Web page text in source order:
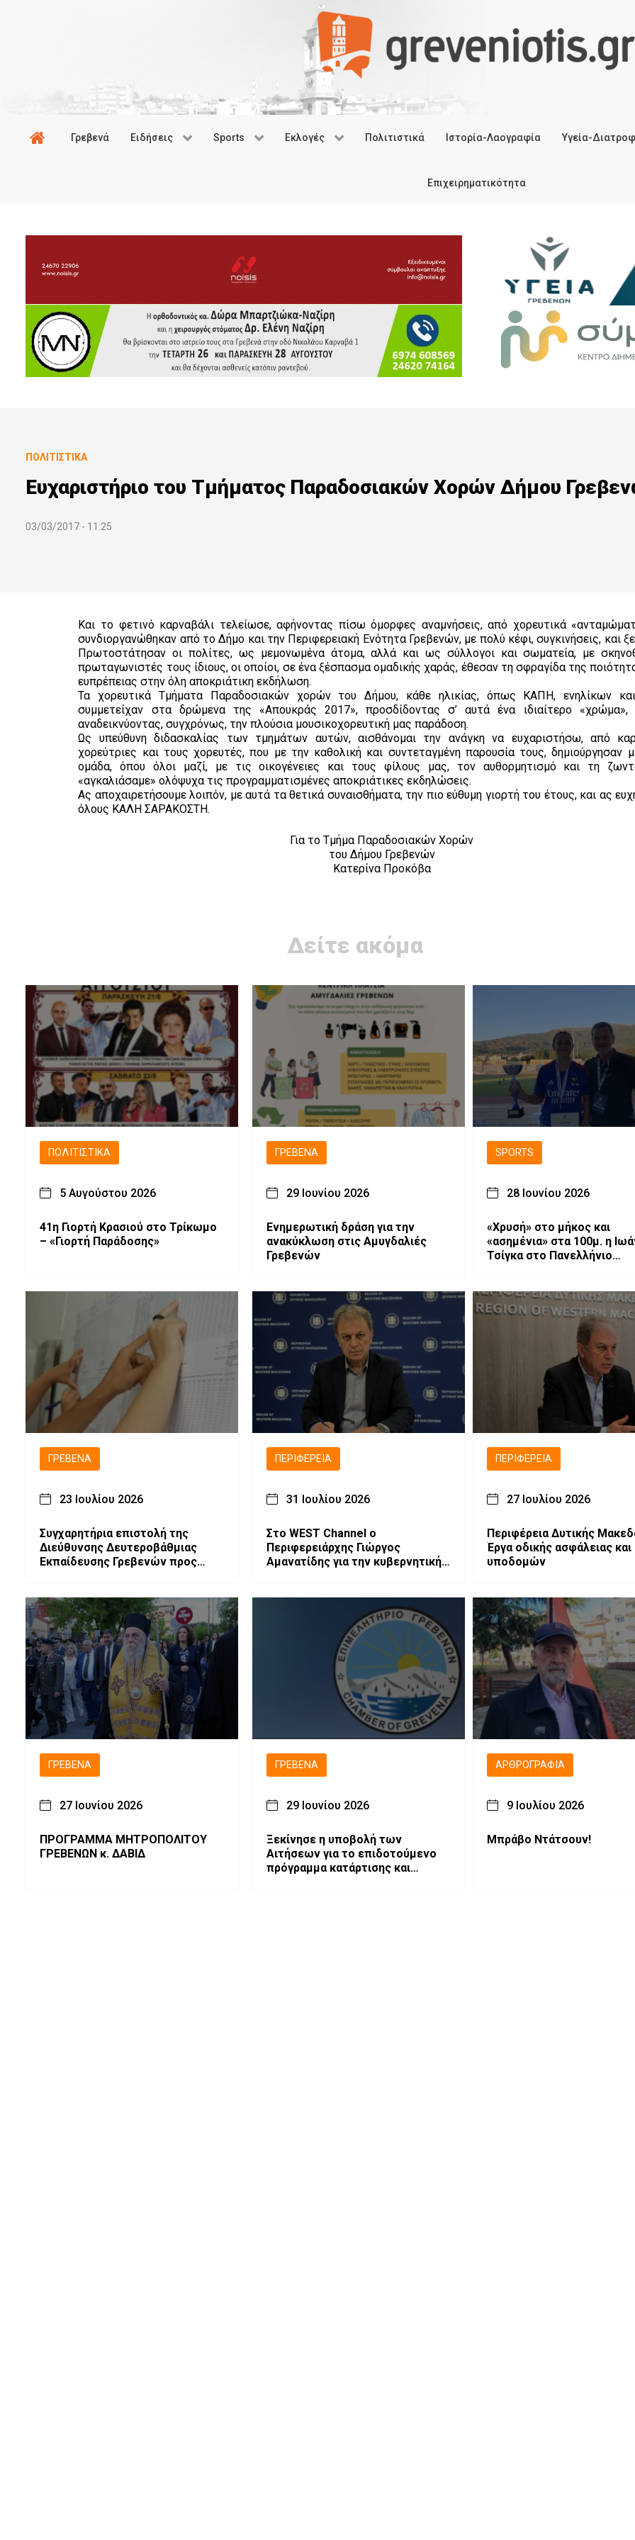
Γρεβενά Ειδήσεις Sports Εκλογές Πολιτιστικά Ιστορία-Λαογραφία Υγεία-
Επιχειρηματικότητα
ΠΟΛΙΤΙΣΤΙΚΆ
Ευχαριστήριο του Τμήματος Παραδοσιακών Χορών Δήμου
03/03/2017 - 11:25
Και το φετινό καρναβάλι τελείωσε, αφήνοντας πίσω όμορφες αναμνήσεις, από χορευτικά
συνδιοργανώθηκαν από το Δήμο και την Περιφερειακή Ενότητα Γρεβενών, με πολύ κέφι, συγκινήσεις, και
Πρωτοστάτησαν οι πολίτες, ως μεμονωμένα άτομα, αλλά και ως σύλλογοι και σωματεία, με
πρωταγωνιστές τους ίδιους, οι οποίοι, σε ένα ξέσπασμα ομαδικής χαράς, έθεσαν τη σφραγίδα της
ευπρέπειας στην όλη αποκριάτικη εκδήλωση.
Τα χορευτικά Τμήματα Παραδοσιακών χορών του Δήμου, κάθε ηλικίας, όπως ΚΑΠΗ, ενηλίκων και
συμμετείχαν στα δρώμενα της «Απουκράς 2017», προσδίδοντας σ’ αυτά ένα ιδιαίτερο «χρώμα»,
αναδεικνύοντας, συγχρόνως, την πλούσια μουσικοχορευτική μας παράδοση.
Ως υπεύθυνη διδασκαλίας των τμημάτων αυτών, αισθάνομαι την ανάγκη να ευχαριστήσω, από
χορεύτριες και τους χορευτές, που με την καθολική και συντεταγμένη παρουσία τους, δημιούργησαν
ομάδα, όπου όλοι μαζί, με τις οικογένειες και τους φίλους μας, τον αυθορμητισμό και τη
«αγκαλιάσαμε» ολόψυχα τις προγραμματισμένες αποκριάτικες εκδηλώσεις.
Ας αποχαιρετήσουμε λοιπόν, με αυτά τα θετικά συναισθήματα, την πιο εύθυμη γιορτή του έτους, και ας
όλους ΚΑΛΗ ΣΑΡΑΚΟΣΤΗ.
Για το Τμήμα Παραδοσιακών Χορών
του Δήμου Γρεβενών
Κατερίνα Προκόβα
Δείτε ακόμα
ΠΟΛΙΤΙΣΤΙΚΆ
5 Αυγούστου 2026
41η Γιορτή Κρασιού στο Τρίκωμο
– «Γιορτή Παράδοσης»
ΓΡΕΒΕΝΆ
29 Ιουνίου 2026
Ενημερωτική δράση για την
ανακύκλωση στις Αμυγδαλιές
Γρεβενών
SPORTS
28 Ιουνίου 2026
«Χρυσή» στο μήκος και
«ασημένια» στα 100μ. η
Τσίγκα στο Πανελλήνιο
ΓΡΕΒΕΝΆ
23 Ιουλίου 2026
Συγχαρητήρια επιστολή της
Διεύθυνσης Δευτεροβάθμιας
Εκπαίδευσης Γρεβενών προς
2026
ΠΕΡΙΦΈΡΕΙΑ
31 Ιουλίου 2026
Στο WEST Channel ο
Περιφερειάρχης Γιώργος
Αμανατίδης για την κυβερνητική
ΠΕΡΙΦΈΡΕΙΑ
27 Ιουλίου 2026
Περιφέρεια Δυτικής
Έργα οδικής ασφάλειας και
υποδομών
ΓΡΕΒΕΝΆ
27 Ιουνίου 2026
ΠΡΟΓΡΑΜΜΑ ΜΗΤΡΟΠΟΛΙΤΟΥ
ΓΡΕΒΕΝΩΝ κ. ΔΑΒΙΔ
ΓΡΕΒΕΝΆ
29 Ιουνίου 2026
Ξεκίνησε η υποβολή των
Αιτήσεων για το επιδοτούμενο
πρόγραμμα κατάρτισης και
ΑΡΘΡΟΓΡΑΦΊΑ
9 Ιουλίου 2026
Μπράβο Ντάτσουν!